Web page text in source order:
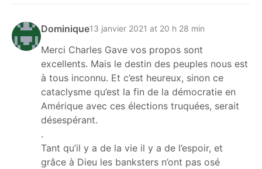
Dominique13 janvier 2021 at 20 h 28 min
Merci Charles Gave vos propos sont
excellents. Mais le destin des peuples nous est
à tous inconnu. Et c’est heureux, sinon ce
cataclysme qu’est la fin de la démocratie en
Amérique avec ces élections truquées, serait
désespérant.
.
Tant qu’il y a de la vie il y a de l’espoir, et
grâce à Dieu les banksters n’ont pas osé